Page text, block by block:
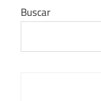
entradas
Buscar